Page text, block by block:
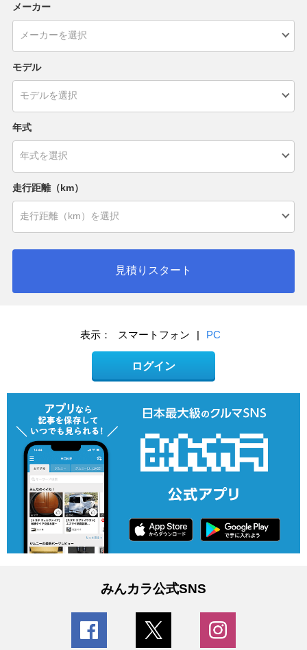
メーカー
モデル
年式
走行距離（km）
見積りスタート
表示： スマートフォン | PC
ログイン
みんカラ公式SNS